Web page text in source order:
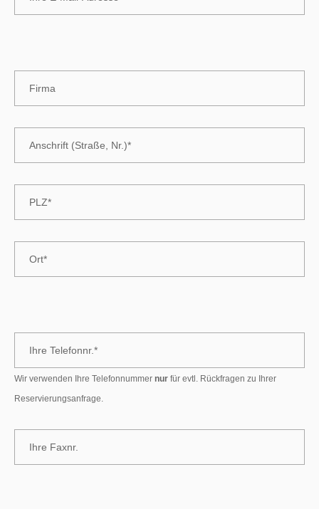
Wir verwenden Ihre Telefonnummernur für evtl. Rückfragen zu Ihrer
Reservierungsanfrage.